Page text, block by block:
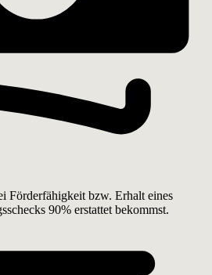
Förderfähigkeit bzw. Erhalt eines
90% erstattet bekommst.